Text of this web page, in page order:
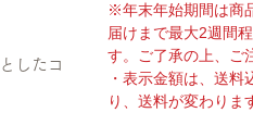
したコ
※年末年始期間は商
届けまで最大2週間
す。ご了承の上、ご
・表示金額は、送
り、送料が変わりま